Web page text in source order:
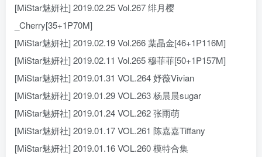
[MiStar魅妍社] 2019.02.25 Vol.267 绯月樱
_Cherry[35+1P70M]
[MiStar魅妍社] 2019.02.19 Vol.266 葉晶金[46+1P116M]
[MiStar魅妍社] 2019.02.11 Vol.265 穆菲菲[50+1P157M]
[MiStar魅妍社] 2019.01.31 VOL.264 妤薇Vivian
[MiStar魅妍社] 2019.01.29 VOL.263 杨晨晨sugar
[MiStar魅妍社] 2019.01.24 VOL.262 张雨萌
[MiStar魅妍社] 2019.01.17 VOL.261 陈嘉嘉Tiffany
[MiStar魅妍社] 2019.01.16 VOL.260 模特合集